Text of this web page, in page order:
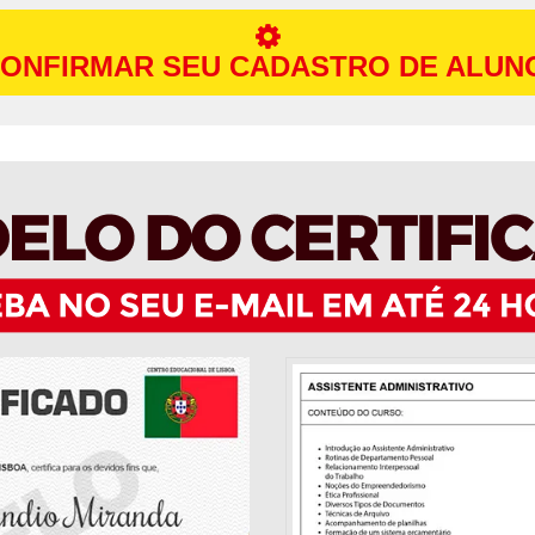
SEU CADASTRO DE